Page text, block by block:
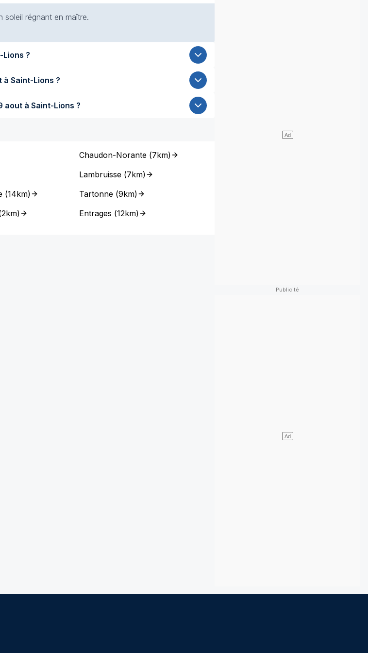
soleil régnant en maître.
à Saint-Lions ?
prochain samedi 8 aout à Saint-Lions ?
temps fera-t-il dimanche prochain dimanche 9 aout à Saint-Lions ?
(14km)
2km)
Chaudon-Norante(7km)
Lambruisse(7km)
Tartonne(9km)
Entrages (12km)